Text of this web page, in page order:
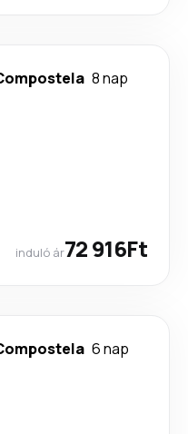
8 nap
induló ár72 916Ft
6 nap